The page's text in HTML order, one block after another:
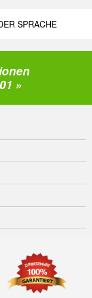
SPRACHE
»